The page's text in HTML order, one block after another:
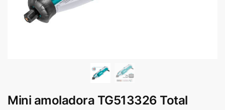
Mini amoladora TG513326 Total